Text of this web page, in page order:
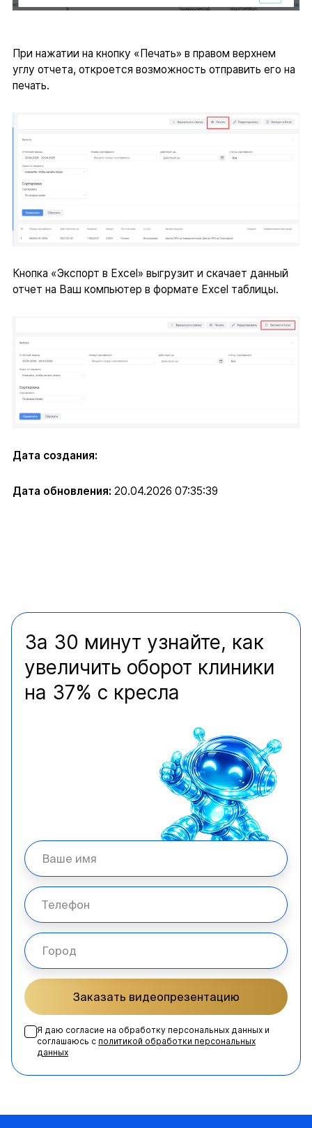
При нажатии на кнопку «Печать» в правом верхнем
углу отчета, откроется возможность отправить его на
печать.
Кнопка «Экспорт в Excel» выгрузит и скачает данный
отчет на Ваш компьютер в формате Excel таблицы.
Дата создания:
Дата обновления: 20.04.2026 07:35:39
За 30 минут узнайте, как
увеличить оборот клиники
на 37% с кресла
Заказать видеопрезентацию
Я даю согласие на обработку персональных данных и
соглашаюсь с политикой обработки персональных
данных